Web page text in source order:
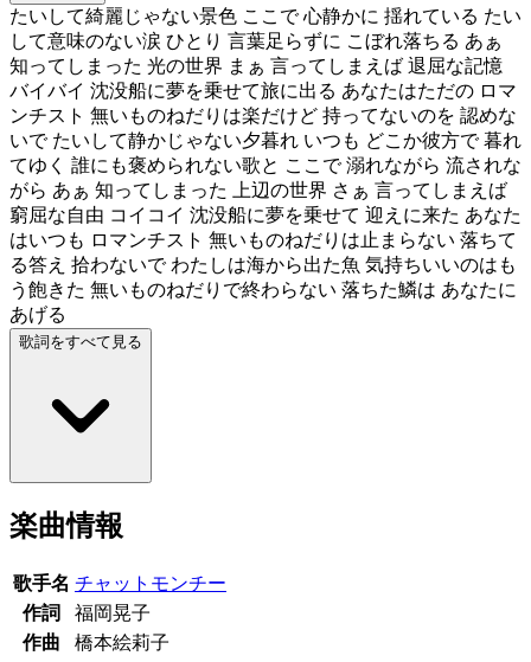
たいして綺麗じゃない景色 ここで 心静かに 揺れている たい
して意味のない涙 ひとり 言葉足らずに こぼれ落ちる あぁ
知ってしまった 光の世界 まぁ 言ってしまえば 退屈な記憶
バイバイ 沈没船に夢を乗せて旅に出る あなたはただの ロマ
ンチスト 無いものねだりは楽だけど 持ってないのを 認めな
いで たいして静かじゃない夕暮れ いつも どこか彼方で 暮れ
てゆく 誰にも褒められない歌と ここで 溺れながら 流されな
がら あぁ 知ってしまった 上辺の世界 さぁ 言ってしまえば
窮屈な自由 コイコイ 沈没船に夢を乗せて 迎えに来た あなた
はいつも ロマンチスト 無いものねだりは止まらない 落ちて
る答え 拾わないで わたしは海から出た魚 気持ちいいのはも
う飽きた 無いものねだりで終わらない 落ちた鱗は あなたに
あげる
歌詞をすべて見る
楽曲情報
歌手名 チャットモンチー
作詞
福岡晃子
作曲
橋本絵莉子